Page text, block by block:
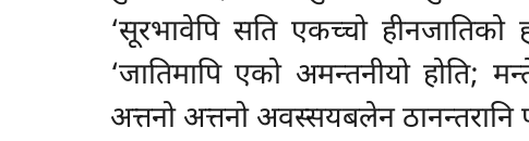
‘सूरभावेपि सति एकच्चो हीनजातिको
‘जातिमापि एको अमन्तनीयो होति;
अत्तनो अत्तनो अवस्सयबलेन ठानन्तरानि